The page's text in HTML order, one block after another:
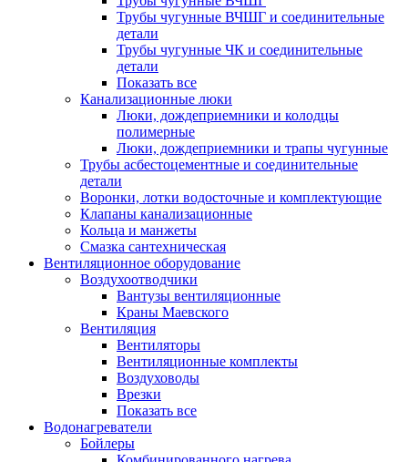
Трубы чугунные ВЧШГ и соединительные
детали
Трубы чугунные ЧК и соединительные
детали
Показать все
Канализационные люки
Люки, дождеприемники и колодцы
полимерные
Люки, дождеприемники и трапы чугунные
Трубы асбестоцементные и соединительные
детали
Воронки, лотки водосточные и комплектующие
Клапаны канализационные
Кольца и манжеты
Смазка сантехническая
Вентиляционное оборудование
Воздухоотводчики
Вантузы вентиляционные
Краны Маевского
Вентиляция
Вентиляторы
Вентиляционные комплекты
Воздуховоды
Врезки
Показать все
Водонагреватели
Бойлеры